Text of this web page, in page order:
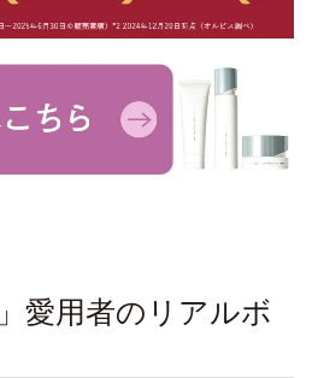
愛用者のリアルボ